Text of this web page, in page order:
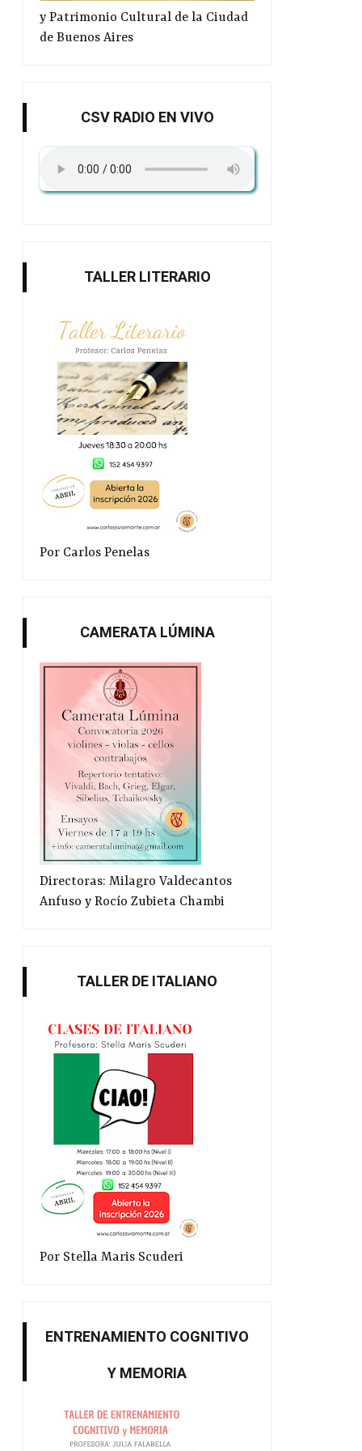
adolescentes
y Patrimonio Cultural de la Ciudad
de Buenos Aires
CSV RADIO EN VIVO
TALLER LITERARIO
Por Carlos Penelas
CAMERATA LÚMINA
Directoras: Milagro Valdecantos
Anfuso y Rocío Zubieta Chambi
TALLER DE ITALIANO
Por Stella Maris Scuderi
ENTRENAMIENTO COGNITIVO
Y MEMORIA